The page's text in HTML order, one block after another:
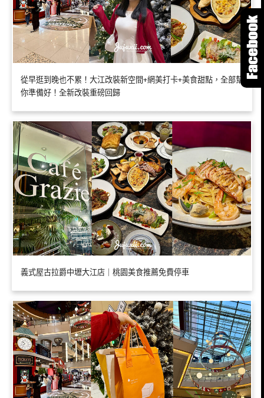
從早逛到晚也不累！大江改裝新空間+網美打卡+美食甜點，全部幫
你準備好！全新改裝重磅回歸
義式屋古拉爵中壢大江店｜桃園美食推薦免費停車